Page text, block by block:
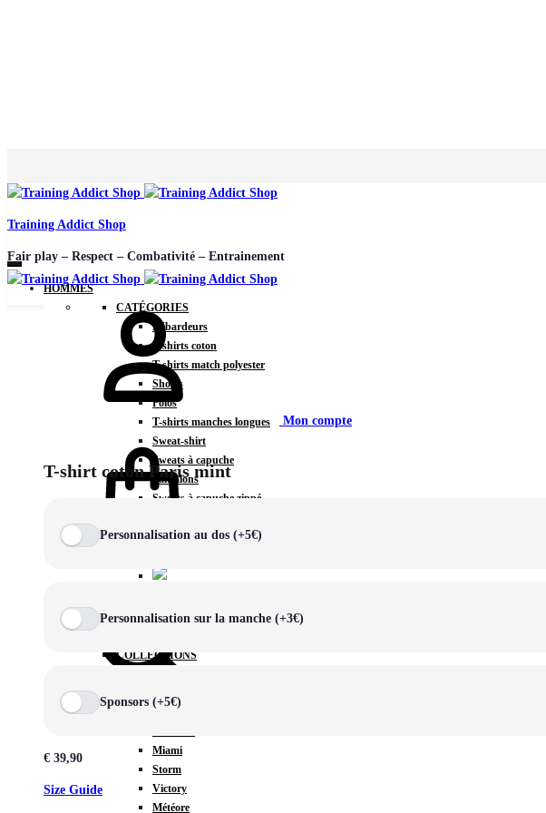
Training Addict Shop
Fair play – Respect – Combativité – Entrainement
HOMMES
CATÉGORIES
Débardeurs
T-shirts coton
T-shirts match polyester
Shorts
Polos
T-shirts manches longues
Sweat-shirt
Sweats à capuche
Pantalons
Sweats à capuche zippé
COLLECTIONS SPÉCIALES
COLLECTIONS
TA Court
Miami
Storm
Victory
Météore
Mon compte
T-shirt coton Paris mint
Personnalisation au dos (+5€)
Personnalisation sur la manche (+3€)
Sponsors (+5€)
€ 39,90
Size Guide